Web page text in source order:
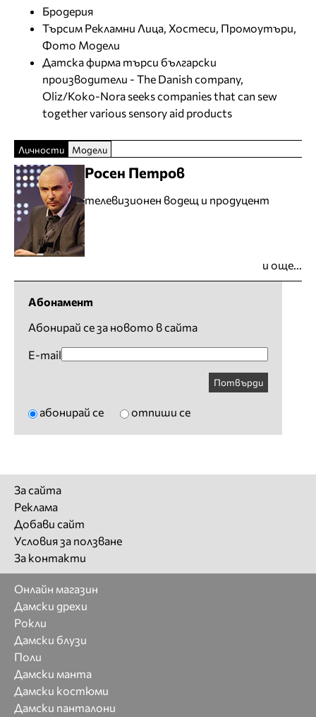
Бродерия
Търсим Рекламни Лица, Хостеси, Промоутъри,
Фото Модели
Датска фирма търси български
производители - The Danish company,
Oliz/Koko-Nora seeks companies that can sew
together various sensory aid products
Личности Модели
Росен Петров
телевизионен водещ и продуцент
и още...
Абонамент
Абонирай се за новото в сайта
E-mail
Потвърди
абонирай се отпиши се
За сайта
Реклама
Добави сайт
Условия за ползване
За контакти
Онлайн магазин
Дамски дрехи
Рокли
Дамски блузи
Поли
Дамски манта
Дамски костюми
Дамски панталони